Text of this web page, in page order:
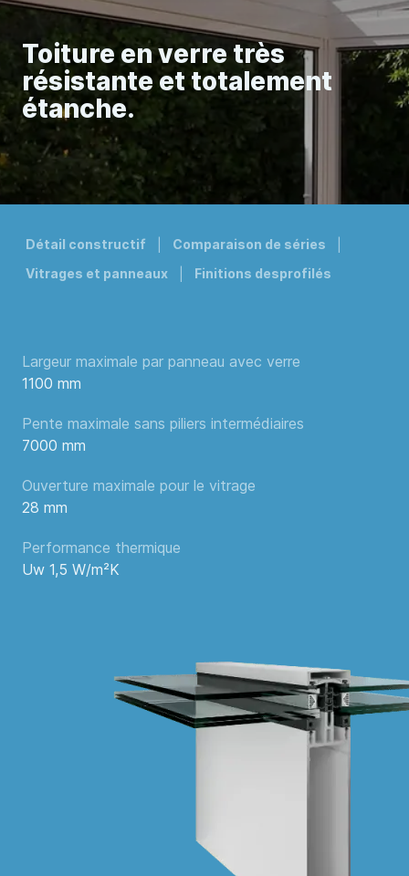
Toiture en verre très
résistante et totalement
étanche.
Détail constructif
Comparaison de séries
Vitrages et panneaux
Finitions desprofilés
Largeur maximale par panneau avec verre
1100 mm
Pente maximale sans piliers intermédiaires
7000 mm
Ouverture maximale pour le vitrage
28 mm
Performance thermique
Uw 1,5 W/m²K